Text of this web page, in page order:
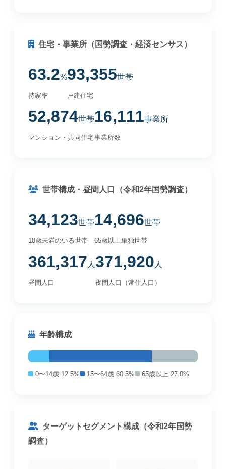
住宅・事業所（国勢調査・経済センサス）
63.2%
持家率
93,355世帯
戸建住宅
52,874世帯
マンション・共同住宅
16,111事業所
事業所数
世帯構成・昼間人口（令和2年国勢調査）
34,123世帯
18歳未満のいる世帯
14,696世帯
65歳以上単独世帯
361,317 人
昼間人口
371,920 人
夜間人口（常住人口）
年齢構成
0〜14歳 12.5% 15〜64歳 60.5% 65歳以上 27.0%
ターゲットセグメント構成（令和2年国勢
調査）